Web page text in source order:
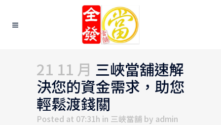
21 11 月 三峽當舖速解
決您的資金需求，助您
輕鬆渡錢關
Posted at 07:31h in 三峽當舖 by admin